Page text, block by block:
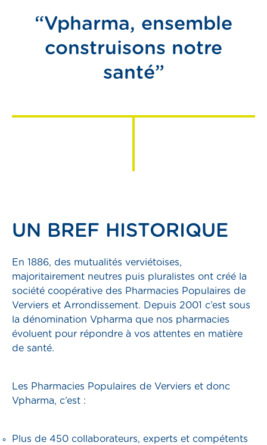
“Vpharma, ensemble
construisons notre
santé”
UN BREF HISTORIQUE
En 1886, des mutualités verviétoises,
majoritairement neutres puis pluralistes ont créé la
société coopérative des Pharmacies Populaires de
Verviers et Arrondissement. Depuis 2001 c’est sous
la dénomination Vpharma que nos pharmacies
évoluent pour répondre à vos attentes en matière
de santé.
Les Pharmacies Populaires de Verviers et donc
Vpharma, c’est :
Plus de 450 collaborateurs, experts et compétents